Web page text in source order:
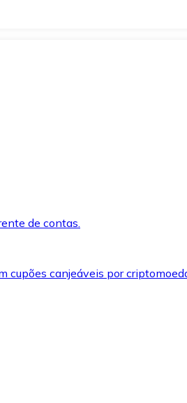
de contas.
cupões canjeáveis por